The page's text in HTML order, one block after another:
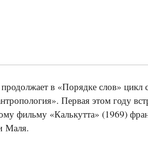
продолжает в «Порядке слов» цикл
Первая этом году
фильму «Калькутта» (1969)
Маля.